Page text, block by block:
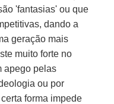
'fantasias' ou que
dando a
geração mais
muito forte no
apego pelas
ou por
forma impede